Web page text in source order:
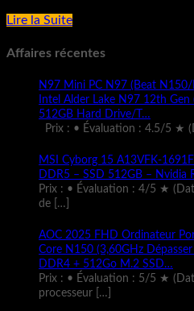
Lire la Suite
Affaires récentes
N97 Mini PC N97 (Beat
Intel Alder Lake N97 12th
512GB Hard Drive/T…
Prix : • Évaluation : 4.5/5 ★
MSI Cyborg 15 A13VFK-
DDR5 – SSD 512GB – Nvidia
Prix : • Évaluation : 4/5 ★
de
[…]
AOC 2025 FHD Ordinateur
Core N150 (3,60GHz
DDR4 + 512Go M.2 SSD…
Prix : • Évaluation : 5/5 ★
processeur
[…]